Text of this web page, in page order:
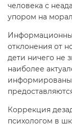
человека с
упором на
отклонения от
дети ничего не
наиболее
информированы
Коррекция
психологом в